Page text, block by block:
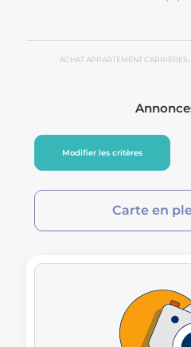
ACHAT APPARTEMENT
Modifier les critères
Carte en